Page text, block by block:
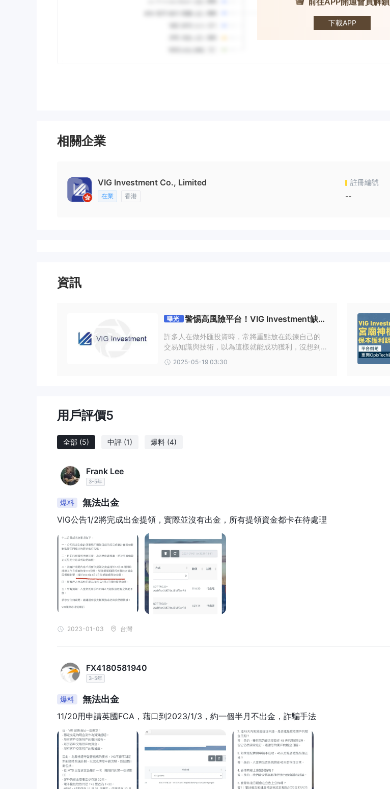
下載APP
VIG Investment
相關企業
VIG Investment Co., Limited
在業 香港
註冊編號
--
資訊
曝光
警惕高風險平台！VIG Investment缺乏
監管、糾紛頻傳、網站關閉疑似跑路
許多人在做外匯投資時，常將重點放在鍛鍊自己的
交易知識與技術，以為這樣就能成功獲利，沒想到
錢，更因此受到極大的財務損失。有鑑於此，外匯
2025-05-19 03:30
用戶評價5
全部 (5) 中評 (1) 爆料 (4)
Frank Lee
3-5年
爆料 無法出金
VIG公告1/2將完成出金提領，實際並沒有出金，所有提領資金都卡在待處理
2023-01-03 台灣
FX4180581940
3-5年
爆料 無法出金
11/20用申請英國FCA，藉口到2023/1/3，約一個半月不出金，詐騙手法